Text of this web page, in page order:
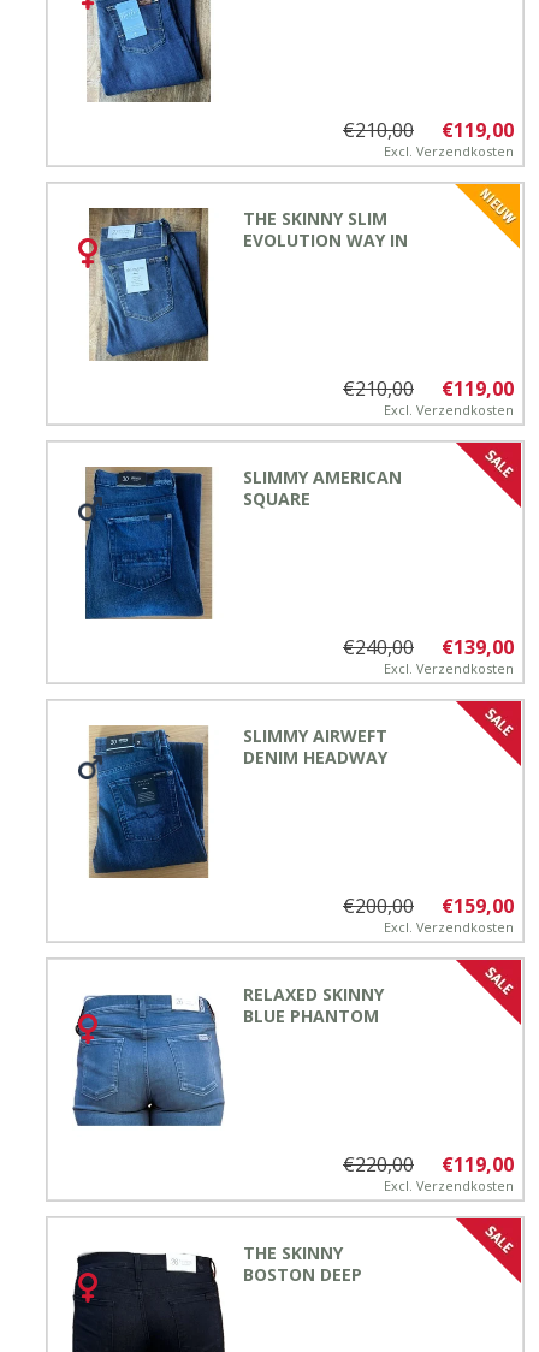
€119,00
€210,00
Excl. Verzendkosten
THE SKINNY SLIM
EVOLUTION WAY IN
€119,00
€210,00
Excl. Verzendkosten
SLIMMY AMERICAN
SQUARE
€139,00
€240,00
Excl. Verzendkosten
SLIMMY AIRWEFT
DENIM HEADWAY
€159,00
€200,00
Excl. Verzendkosten
RELAXED SKINNY
BLUE PHANTOM
€119,00
€220,00
Excl. Verzendkosten
THE SKINNY
BOSTON DEEP